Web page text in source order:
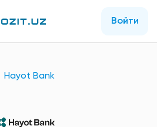
Войти
Hayot Bank